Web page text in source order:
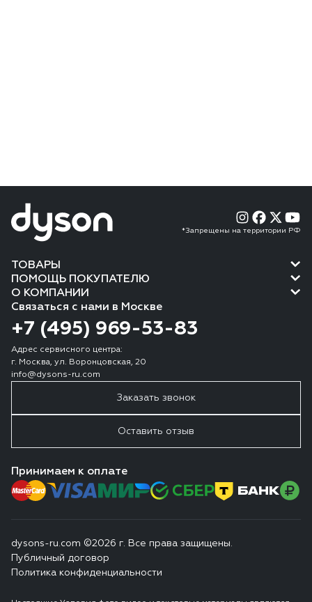
*Запрещены на территории РФ
ТОВАРЫ
ПОМОЩЬ ПОКУПАТЕЛЮ
О КОМПАНИИ
Связаться с нами в Москве
+7 (495) 969-53-83
Адрес сервисного центра:
г. Москва, ул. Воронцовская, 20
info@dysons-ru.com
Заказать звонок
Оставить отзыв
Принимаем к оплате
dysons-ru.com ©2026 г. Все права защищены.
Публичный договор
Политика конфиденциальности